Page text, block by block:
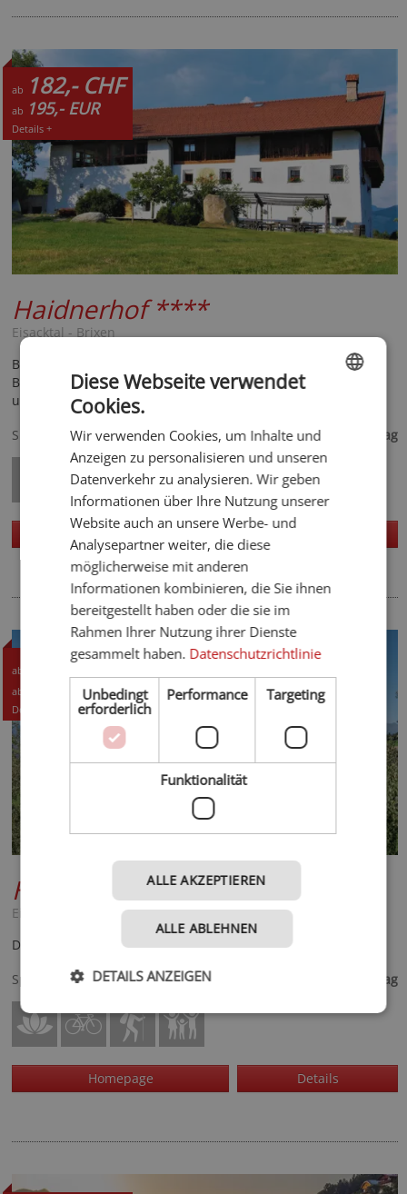
ab 182,- CHF
ab 195,- EUR
Details +
Haidnerhof****
Eisacktal - Brixen
Behagliche Ferienwohnungen mit Balkon auf Weingut bei
Brixen, schöne Panoramalage, Frühstück auf Anfrage, Sauna
und Liegewiese, hofeigene Buschenschank.
Spezialisiert auf
ab195,- € pro Tag
Homepage
ab 84,- CHF
ab 90,- EUR
Details +
Hotel Torgglerhof***S
Eisacktal - Brixen
Die naturnahe Wohlfühloase über dem Eisacktal
Spezialisiert auf
pro Tag
Homepage Details
GERMAN
Diese Webseite verwendet
Cookies.
Wir verwenden Cookies, um Inhalte und
Anzeigen zu personalisieren und unseren
Datenverkehr zu analysieren. Wir geben
Informationen über Ihre Nutzung unserer
Website auch an unsere Werbe- und
Analysepartner weiter, die diese
möglicherweise mit anderen
Informationen kombinieren, die Sie ihnen
bereitgestellt haben oder die sie im
Rahmen Ihrer Nutzung ihrer Dienste
gesammelt haben. Datenschutzrichtlinie
Unbedingt
erforderlich
Performance Targeting
Funktionalität
ALLE AKZEPTIEREN
ALLE ABLEHNEN
DETAILS ANZEIGEN